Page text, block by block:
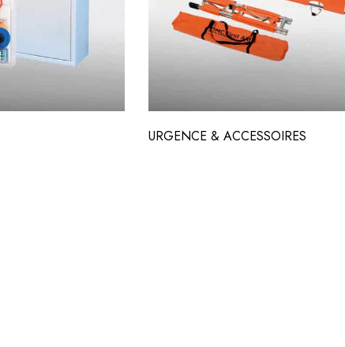
URGENCE & ACCESSOIRES